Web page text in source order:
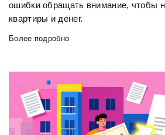
ошибки обращать внимание, чтобы
квартиры и денег.
Более подробно